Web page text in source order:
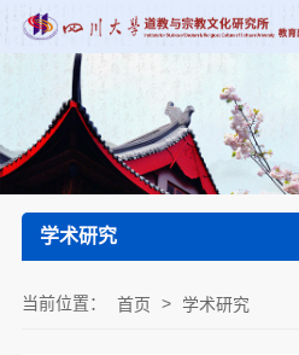
学术研究
当前位置： 首页 > 学术研究